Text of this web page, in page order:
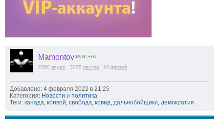
Mamontov 14679 +376
2350 видео 3035 постов 10 друзей
Добавлено: 4 февраля 2022 в 21:25
Категория: Новости и политика
Теги: канада, конвой, свобода, ковид, дальнобойщики, демократия